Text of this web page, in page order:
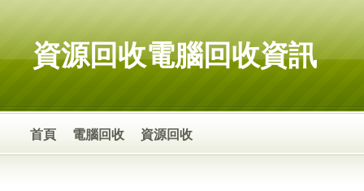
資源回收電腦回收資訊
首頁 電腦回收 資源回收